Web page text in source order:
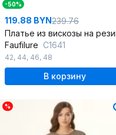
-50%
119.88 BYN239.76
Faufilure C1641
42, 44, 46, 48
В корзину
%